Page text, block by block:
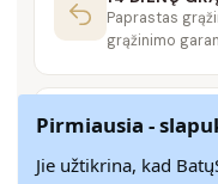
Paprastas
grąžinimo
SAUGUS
SSL
saugumo lygį
Pirmiausia -
Jie užtikrina, kad